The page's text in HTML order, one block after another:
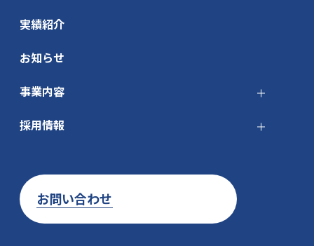
実績紹介
お知らせ
事業内容
採用情報
お問い合わせ